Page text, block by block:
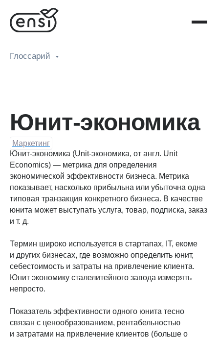
Глоссарий
Юнит-экономика
Маркетинг
Юнит-экономика (Unit-экономика, от англ. Unit
Economics) — метрика для определения
экономической эффективности бизнеса. Метрика
показывает, насколько прибыльна или убыточна одна
типовая транзакция конкретного бизнеса. В качестве
юнита может выступать услуга, товар, подписка, заказ
и т. д.
Термин широко используется в стартапах, IT, екоме
и других бизнесах, где возможно определить юнит,
себестоимость и затраты на привлечение клиента.
Юнит экономику сталелитейного завода измерять
непросто.
Показатель эффективности одного юнита тесно
связан с ценообразованием, рентабельностью
и затратами на привлечение клиентов (больше о